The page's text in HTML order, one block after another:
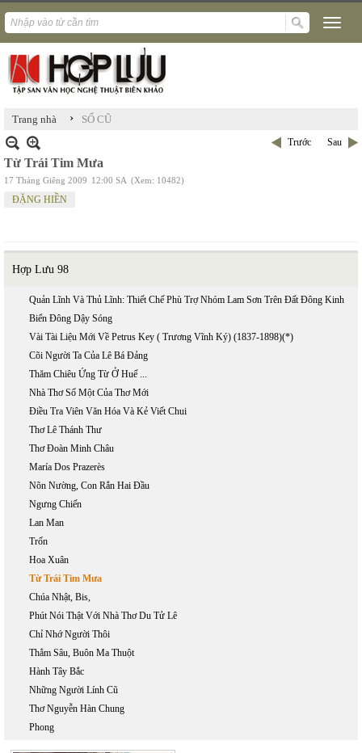
Trang nhà › SỐ CŨ
Trước Sau
Từ Trái Tim Mưa
17 Tháng Giêng 2009 12:00 SA (Xem: 10482)
ĐẶNG HIỀN
Hợp Lưu 98
Quản Lĩnh Và Thủ Lĩnh: Thiết Chế Phù Trợ Nhóm Lam Sơn Trên Đất Đông Kinh
Biển Đông Dậy Sóng
Vài Tài Liệu Mới Về Petrus Key ( Trương Vĩnh Ký) (1837-1898)(*)
Cõi Người Ta Của Lê Bá Đảng
Thăm Chiêu Ứng Từ Ở Huế ...
Nhà Thơ Số Một Của Thơ Mới
Điều Tra Viên Văn Hóa Và Kẻ Viết Chui
Thơ Lê Thánh Thư
Thơ Đoàn Minh Châu
María Dos Prazerès
Nõn Nường, Con Rắn Hai Đầu
Ngưng Chiến
Lan Man
Trốn
Hoa Xuân
Từ Trái Tim Mưa
Chúa Nhật, Bis,
Phút Nói Thật Với Nhà Thơ Du Tử Lê
Chỉ Nhớ Người Thôi
Thẳm Sâu, Buôn Ma Thuột
Hành Tây Bắc
Những Người Lính Cũ
Thơ Nguyễn Hàn Chung
Phong